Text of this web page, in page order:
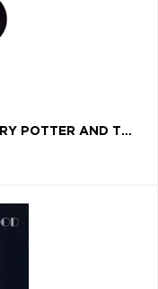
ALEXANDRE DESPLAT, VINYL HARRY POTTER AND THE DEATHLY HALLOWS PART 2